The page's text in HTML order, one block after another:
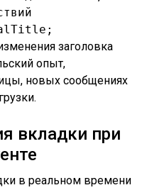
заголовка
опыт,
новых сообщениях
вкладки при
в реальном времени